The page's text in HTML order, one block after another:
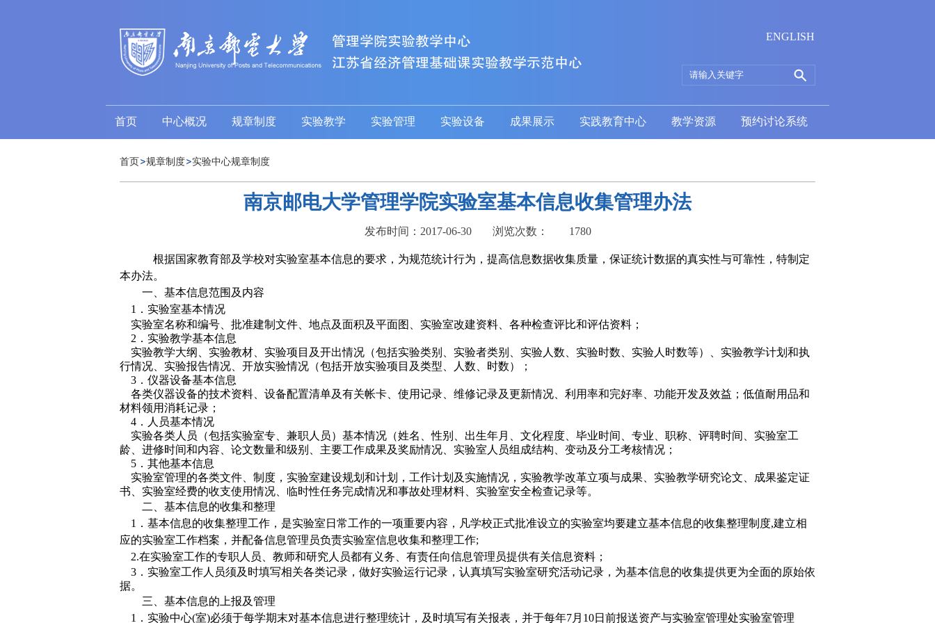
ENGLISH
首页 中心概况 规章制度 实验教学 实验管理 实验设备 成果展示 实践教育中心 教学资源 预约讨论系统
首页 规章制度 实验中心规章制度
南京邮电大学管理学院实验室基本信息收集管理办法
发布时间：2017-06-30 浏览次数： 1780
根据国家教育部及学校对实验室基本信息的要求，为规范统计行为，提高信息数据收集质量，保证统计数据的真实性与可靠性，特制定
本办法。
一、基本信息范围及内容
1 ．实验室基本情况
实验室名称和编号、批准建制文件、地点及面积及平面图、实验室改建资料、各种检查评比和评估资料；
2 ．实验教学基本信息
实验教学大纲、实验教材、实验项目及开出情况（包括实验类别、实验者类别、实验人数、实验时数、实验人时数等）、实验教学计划和执
行情况、实验报告情况、开放实验情况（包括开放实验项目及类型、人数、时数）；
3 ．仪器设备基本信息
各类仪器设备的技术资料、设备配置清单及有关帐卡、使用记录、维修记录及更新情况、利用率和完好率、功能开发及效益；低值耐用品和
材料领用消耗记录；
4 ．人员基本情况
实验各类人员（包括实验室专、兼职人员）基本情况（姓名、性别、出生年月、文化程度、毕业时间、专业、职称、评聘时间、实验室工
龄、进修时间和内容、论文数量和级别、主要工作成果及奖励情况、实验室人员组成结构、变动及分工考核情况；
5 ．其他基本信息
实验室管理的各类文件、制度，实验室建设规划和计划，工作计划及实施情况，实验教学改革立项与成果、实验教学研究论文、成果鉴定证
书、实验室经费的收支使用情况、临时性任务完成情况和事故处理材料、实验室安全检查记录等。
二、基本信息的收集和整理
1 ．基本信息的收集整理工作，是实验室日常工作的一项重要内容，凡学校正式批准设立的实验室均要建立基本信息的收集整理制度,建立相
应的实验室工作档案，并配备信息管理员负责实验室信息收集和整理工作;
2.在实验室工作的专职人员、教师和研究人员都有义务、有责任向信息管理员提供有关信息资料；
3 ．实验室工作人员须及时填写相关各类记录，做好实验运行记录，认真填写实验室研究活动记录，为基本信息的收集提供更为全面的原始依
据。
三、基本信息的上报及管理
1 ．实验中心(室)必须于每学期末对基本信息进行整理统计，及时填写有关报表，并于每年7月 10日前报送资产与实验室管理处实验室管理